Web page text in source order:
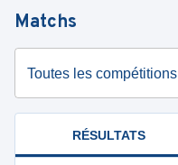
Matchs
Toutes les compétitions
RÉSULTATS